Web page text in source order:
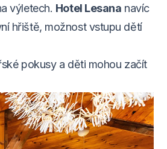
výletech. Hotel Lesana navíc
hřiště, možnost vstupu dětí
pokusy a děti mohou začít